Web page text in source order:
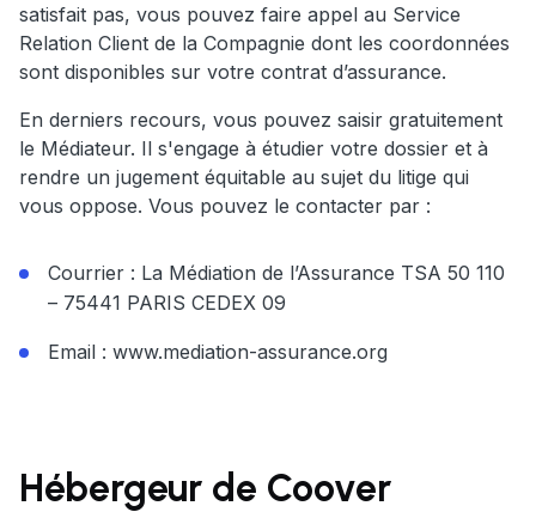
satisfait pas, vous pouvez faire appel au Service
Relation Client de la Compagnie dont les coordonnées
sont disponibles sur votre contrat d’assurance.
En derniers recours, vous pouvez saisir gratuitement
le Médiateur. Il s'engage à étudier votre dossier et à
rendre un jugement équitable au sujet du litige qui
vous oppose. Vous pouvez le contacter par :
Courrier : La Médiation de l’Assurance TSA 50 110
– 75441 PARIS CEDEX 09
Email : www.mediation-assurance.org
Hébergeur de Coover